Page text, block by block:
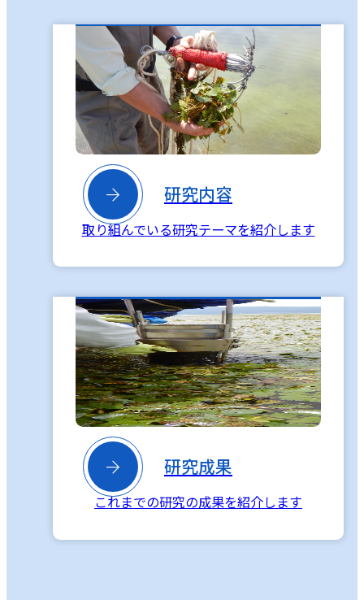
 研究内容
取り組んでいる研究テーマを紹介します
 研究成果
これまでの研究の成果を紹介します